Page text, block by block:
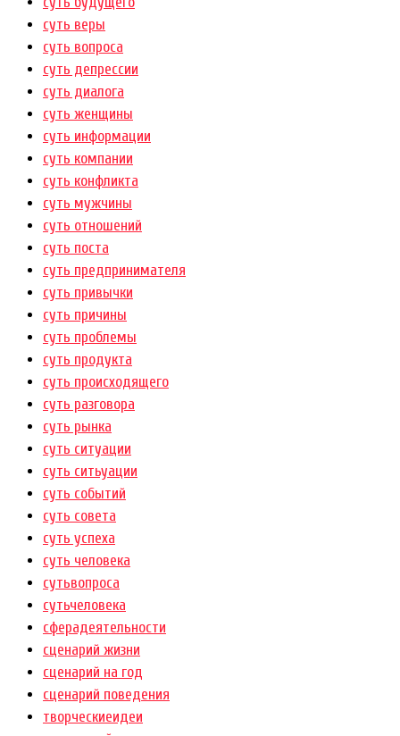
суть веры
суть вопроса
суть депрессии
суть диалога
суть женщины
суть информации
суть компании
суть конфликта
суть мужчины
суть отношений
суть поста
суть предпринимателя
суть привычки
суть причины
суть проблемы
суть продукта
суть происходящего
суть разговора
суть рынка
суть ситуации
суть ситьуации
суть событий
суть совета
суть успеха
суть человека
сутьвопроса
сутьчеловека
сферадеятельности
сценарий жизни
сценарий на год
сценарий поведения
творческиеидеи